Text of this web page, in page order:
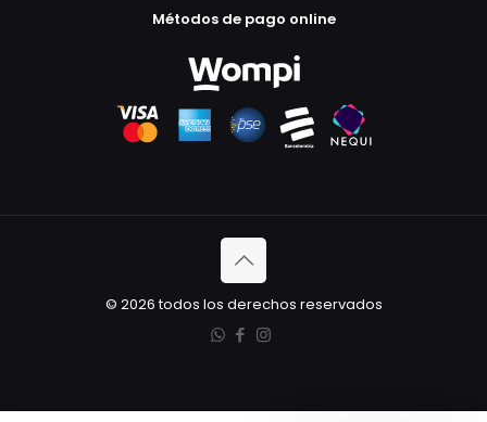
Métodos de pago online
© 2026 todos los derechos reservados